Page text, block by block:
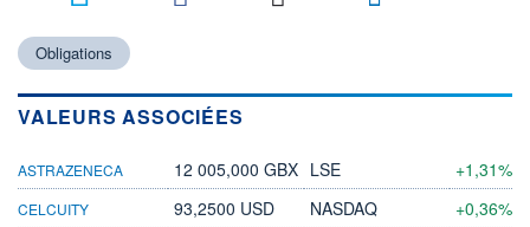
Obligations
VALEURS ASSOCIÉES
ASTRAZENECA 12 005,000 GBX LSE +1,31%
CELCUITY 93,2500 USD NASDAQ +0,36%